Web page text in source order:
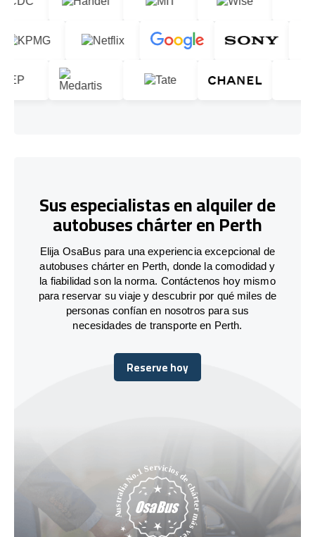
Sus especialistas en alquiler de
autobuses chárter en Perth
Elija OsaBus para una experiencia excepcional de
autobuses chárter en Perth, donde la comodidad y
la fiabilidad son la norma. Contáctenos hoy mismo
para reservar su viaje y descubrir por qué miles de
personas confían en nosotros para sus
necesidades de transporte en Perth.
Reserve hoy
Reserve hoy